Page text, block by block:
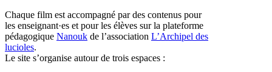
Chaque film est accompagné par des contenus pour
les enseignant·es et pour les élèves sur la plateforme
pédagogique Nanouk de l’association L’Archipel des
lucioles.
Le site s’organise autour de trois espaces :